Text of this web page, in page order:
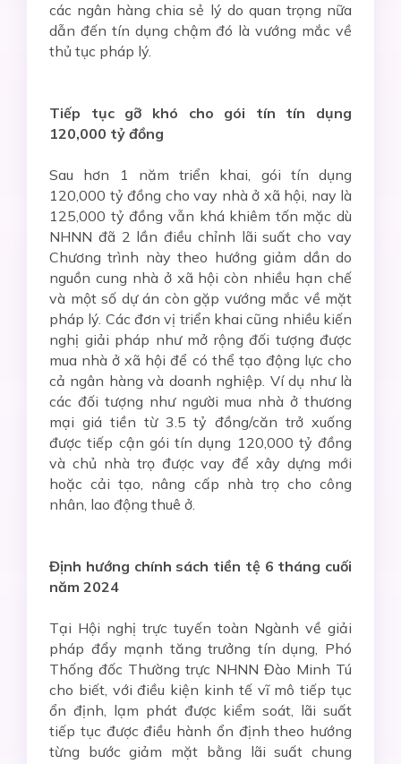
các ngân hàng chia sẻ lý do quan trọng nữa
dẫn đến tín dụng chậm đó là vướng mắc về
thủ tục pháp lý.
Tiếp tục gỡ khó cho gói tín tín dụng
120,000 tỷ đồng
Sau hơn 1 năm triển khai, gói tín dụng
120,000 tỷ đồng cho vay nhà ở xã hội, nay là
125,000 tỷ đồng vẫn khá khiêm tốn mặc dù
NHNN đã 2 lần điều chỉnh lãi suất cho vay
Chương trình này theo hướng giảm dần do
nguồn cung nhà ở xã hội còn nhiều hạn chế
và một số dự án còn gặp vướng mắc về mặt
pháp lý. Các đơn vị triển khai cũng nhiều kiến
nghị giải pháp như mở rộng đối tượng được
mua nhà ở xã hội để có thể tạo động lực cho
cả ngân hàng và doanh nghiệp. Ví dụ như là
các đối tượng như người mua nhà ở thương
mại giá tiền từ 3.5 tỷ đồng/căn trở xuống
được tiếp cận gói tín dụng 120,000 tỷ đồng
và chủ nhà trọ được vay để xây dựng mới
hoặc cải tạo, nâng cấp nhà trọ cho công
nhân, lao động thuê ở.
Định hướng chính sách tiền tệ 6 tháng cuối
năm 2024
Tại Hội nghị trực tuyến toàn Ngành về giải
pháp đẩy mạnh tăng trưởng tín dụng, Phó
Thống đốc Thường trực NHNN Đào Minh Tú
cho biết, với điều kiện kinh tế vĩ mô tiếp tục
ổn định, lạm phát được kiểm soát, lãi suất
tiếp tục được điều hành ổn định theo hướng
từng bước giảm mặt bằng lãi suất chung